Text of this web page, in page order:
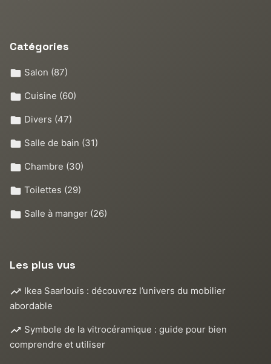
Catégories
Salon (87)
Cuisine (60)
Divers (47)
Salle de bain (31)
Chambre (30)
Toilettes (29)
Salle à manger (26)
Les plus vus
Ikea Saarlouis : découvrez l’univers du mobilier
abordable
Symbole de la vitrocéramique : guide pour bien
comprendre et utiliser